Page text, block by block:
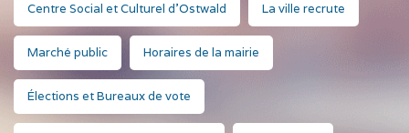
Centre Social et Culturel d'Ostwald La ville recrute
Marché public Horaires de la mairie
Élections et Bureaux de vote